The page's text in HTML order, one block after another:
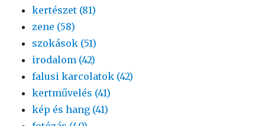
kertészet (81)
zene (58)
szokások (51)
irodalom (42)
falusi karcolatok (42)
kertművelés (41)
kép és hang (41)